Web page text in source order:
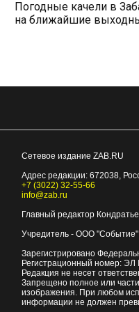
Погодные качели в
на ближайшие
Сетевое издание ZAB.RU
Адрес редакции: 672038,
+7 (3022) 32-55-66
info@zab.ru
Главный редактор
Учредитель - ООО "Событие"
Зарегистрировано
Регистрационный номер:
Редакция не несет
Запрещено полное или
изображения. При любом
информации не должен